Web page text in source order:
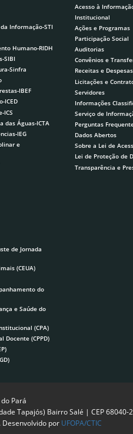
Informação-STI
Humano-RIDH
SIBI
Sinfra
IBEF
ICED
ICS
das Águas-ICTA
IEG
e
de Jornada
(CEUA)
do
e Saúde do
(CPA)
Docente (CPPD)
Acesso à
Institucional
Ações e Programas
Participação Social
Auditorias
Convênios e
Receitas e Despesas
Licitações e
Servidores
Informações
Serviço de
Perguntas
Dados Abertos
Sobre a Lei de
Lei de Proteção de
Transparência e
Pará
Tapajós) Bairro Salé | CEP
por UFOPA/CTIC